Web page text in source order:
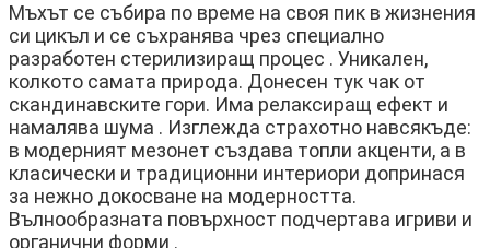
Мъхът се събира по време на своя пик в жизнения
си цикъл и се съхранява чрез специално
разработен стерилизиращ процес . Уникален,
колкото самата природа. Донесен тук чак от
скандинавските гори. Има релаксиращ ефект и
намалява шума . Изглежда страхотно навсякъде:
в модерният мезонет създава топли акценти, а в
класически и традиционни интериори допринася
за нежно докосване на модерността.
Вълнообразната повърхност подчертава игриви и
органични форми .